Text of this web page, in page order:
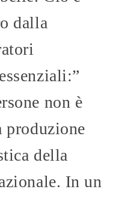
dalla
non è
produzione
della
In un